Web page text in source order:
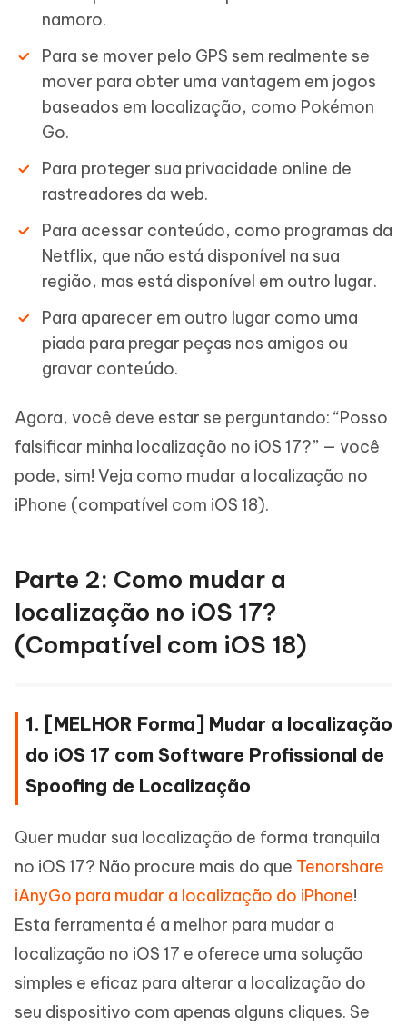
namoro.
Para se mover pelo GPS sem realmente se
mover para obter uma vantagem em jogos
baseados em localização, como Pokémon
Go.
Para proteger sua privacidade online de
rastreadores da web.
Para acessar conteúdo, como programas da
Netflix, que não está disponível na sua
região, mas está disponível em outro lugar.
Para aparecer em outro lugar como uma
piada para pregar peças nos amigos ou
gravar conteúdo.
Agora, você deve estar se perguntando: “Posso
falsificar minha localização no iOS 17?” — você
pode, sim! Veja como mudar a localização no
iPhone (compatível com iOS 18).
Parte 2: Como mudar a
localização no iOS 17?
(Compatível com iOS 18)
1. [MELHOR Forma] Mudar a localização
do iOS 17 com Software Profissional de
Spoofing de Localização
Quer mudar sua localização de forma tranquila
no iOS 17? Não procure mais do que Tenorshare
iAnyGo para mudar a localização do iPhone!
Esta ferramenta é a melhor para mudar a
localização no iOS 17 e oferece uma solução
simples e eficaz para alterar a localização do
seu dispositivo com apenas alguns cliques. Se